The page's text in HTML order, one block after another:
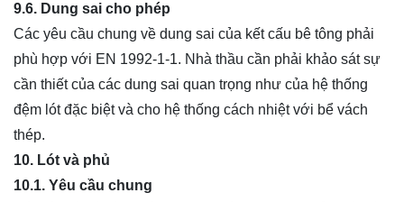
9.6. Dung sai cho phép
Các yêu cầu chung về dung sai của kết cấu bê tông phải
phù hợp với EN 1992-1-1. Nhà thầu cần phải khảo sát sự
cần thiết của các dung sai quan trọng như của hệ thống
đệm lót đặc biệt và cho hệ thống cách nhiệt với bể vách
thép.
10. Lót và phủ
10.1. Yêu cầu chung